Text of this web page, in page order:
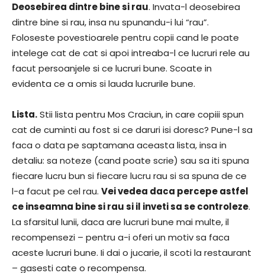
Deosebirea dintre bine si rau. Invata-l deosebirea
dintre bine si rau, insa nu spunandu-i lui “rau”.
Foloseste povestioarele pentru copii cand le poate
intelege cat de cat si apoi intreaba-l ce lucruri rele au
facut persoanjele si ce lucruri bune. Scoate in
evidenta ce a omis si lauda lucrurile bune.
Lista.Stii lista pentru Mos Craciun, in care copiii spun
cat de cuminti au fost si ce daruri isi doresc? Pune-l sa
faca o data pe saptamana aceasta lista, insa in
detaliu: sa noteze (cand poate scrie) sau sa iti spuna
fiecare lucru bun si fiecare lucru rau si sa spuna de ce
l-a facut pe cel rau. Vei vedea daca percepe astfel
ce inseamna bine si rau si il inveti sa se controleze.
La sfarsitul lunii, daca are lucruri bune mai multe, il
recompensezi – pentru a-i oferi un motiv sa faca
aceste lucruri bune. Ii dai o jucarie, il scoti la restaurant
– gasesti cate o recompensa.